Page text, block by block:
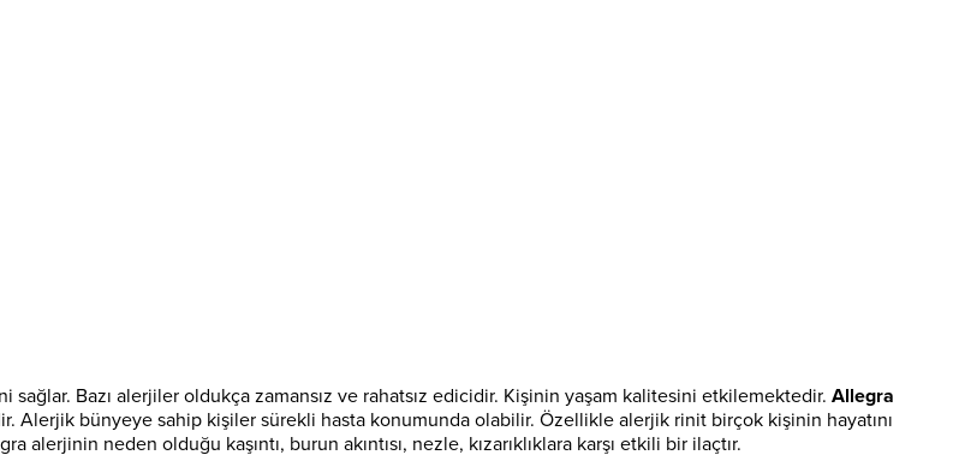
Bazı alerjiler oldukça zamansız ve rahatsız edicidir. Kişinin yaşam kalitesini etkilemektedir. Allegra
Alerjik bünyeye sahip kişiler sürekli hasta konumunda olabilir. Özellikle alerjik rinit birçok kişinin hayatını
alerjinin neden olduğu kaşıntı, burun akıntısı, nezle, kızarıklıklara karşı etkili bir ilaçtır.